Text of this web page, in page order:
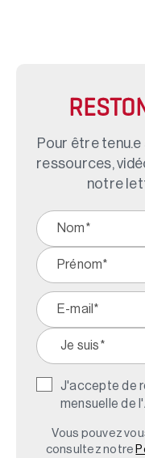
Pour être
ressources,
notre
J'accepte de
mensuelle de
Vous pouvez
consultez notre